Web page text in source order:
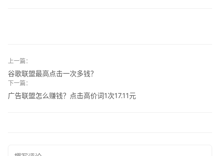
上一篇：
谷歌联盟最高点击一次多钱？
下一篇：
广告联盟怎么赚钱？点击高价词1次17.11元